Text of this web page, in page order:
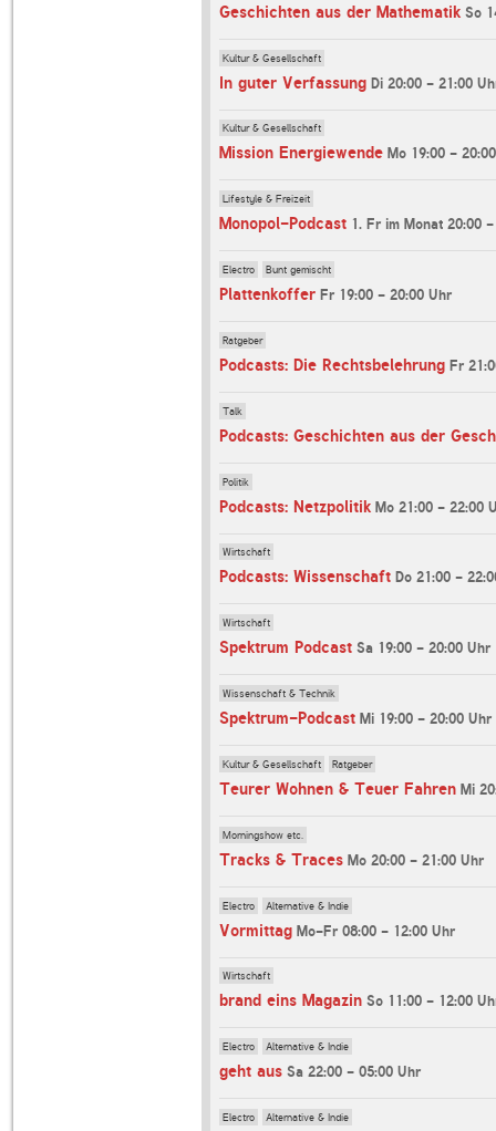
Geschichten aus der Mathematik So
Kultur & Gesellschaft
In guter Verfassung Di 20:00 - 21:00
Kultur & Gesellschaft
Mission Energiewende Mo 19:00 -
Lifestyle & Freizeit
Monopol-Podcast 1. Fr im Monat 20:00
Electro Bunt gemischt
Plattenkoffer Fr 19:00 - 20:00 Uhr
Ratgeber
Podcasts: Die Rechtsbelehrung Fr
Talk
Podcasts: Geschichten aus der
Politik
Podcasts: Netzpolitik Mo 21:00 - 22:00
Wirtschaft
Podcasts: Wissenschaft Do 21:00 -
Wirtschaft
Spektrum Podcast Sa 19:00 - 20:00 Uhr
Wissenschaft & Technik
Spektrum-Podcast Mi 19:00 - 20:00 Uhr
Kultur & Gesellschaft Ratgeber
Teurer Wohnen & Teuer Fahren Mi
Morningshow etc.
Tracks & Traces Mo 20:00 - 21:00 Uhr
Electro Alternative & Indie
Vormittag Mo-Fr 08:00 - 12:00 Uhr
Wirtschaft
brand eins Magazin So 11:00 - 12:00
Electro Alternative & Indie
geht aus Sa 22:00 - 05:00 Uhr
Electro Alternative & Indie